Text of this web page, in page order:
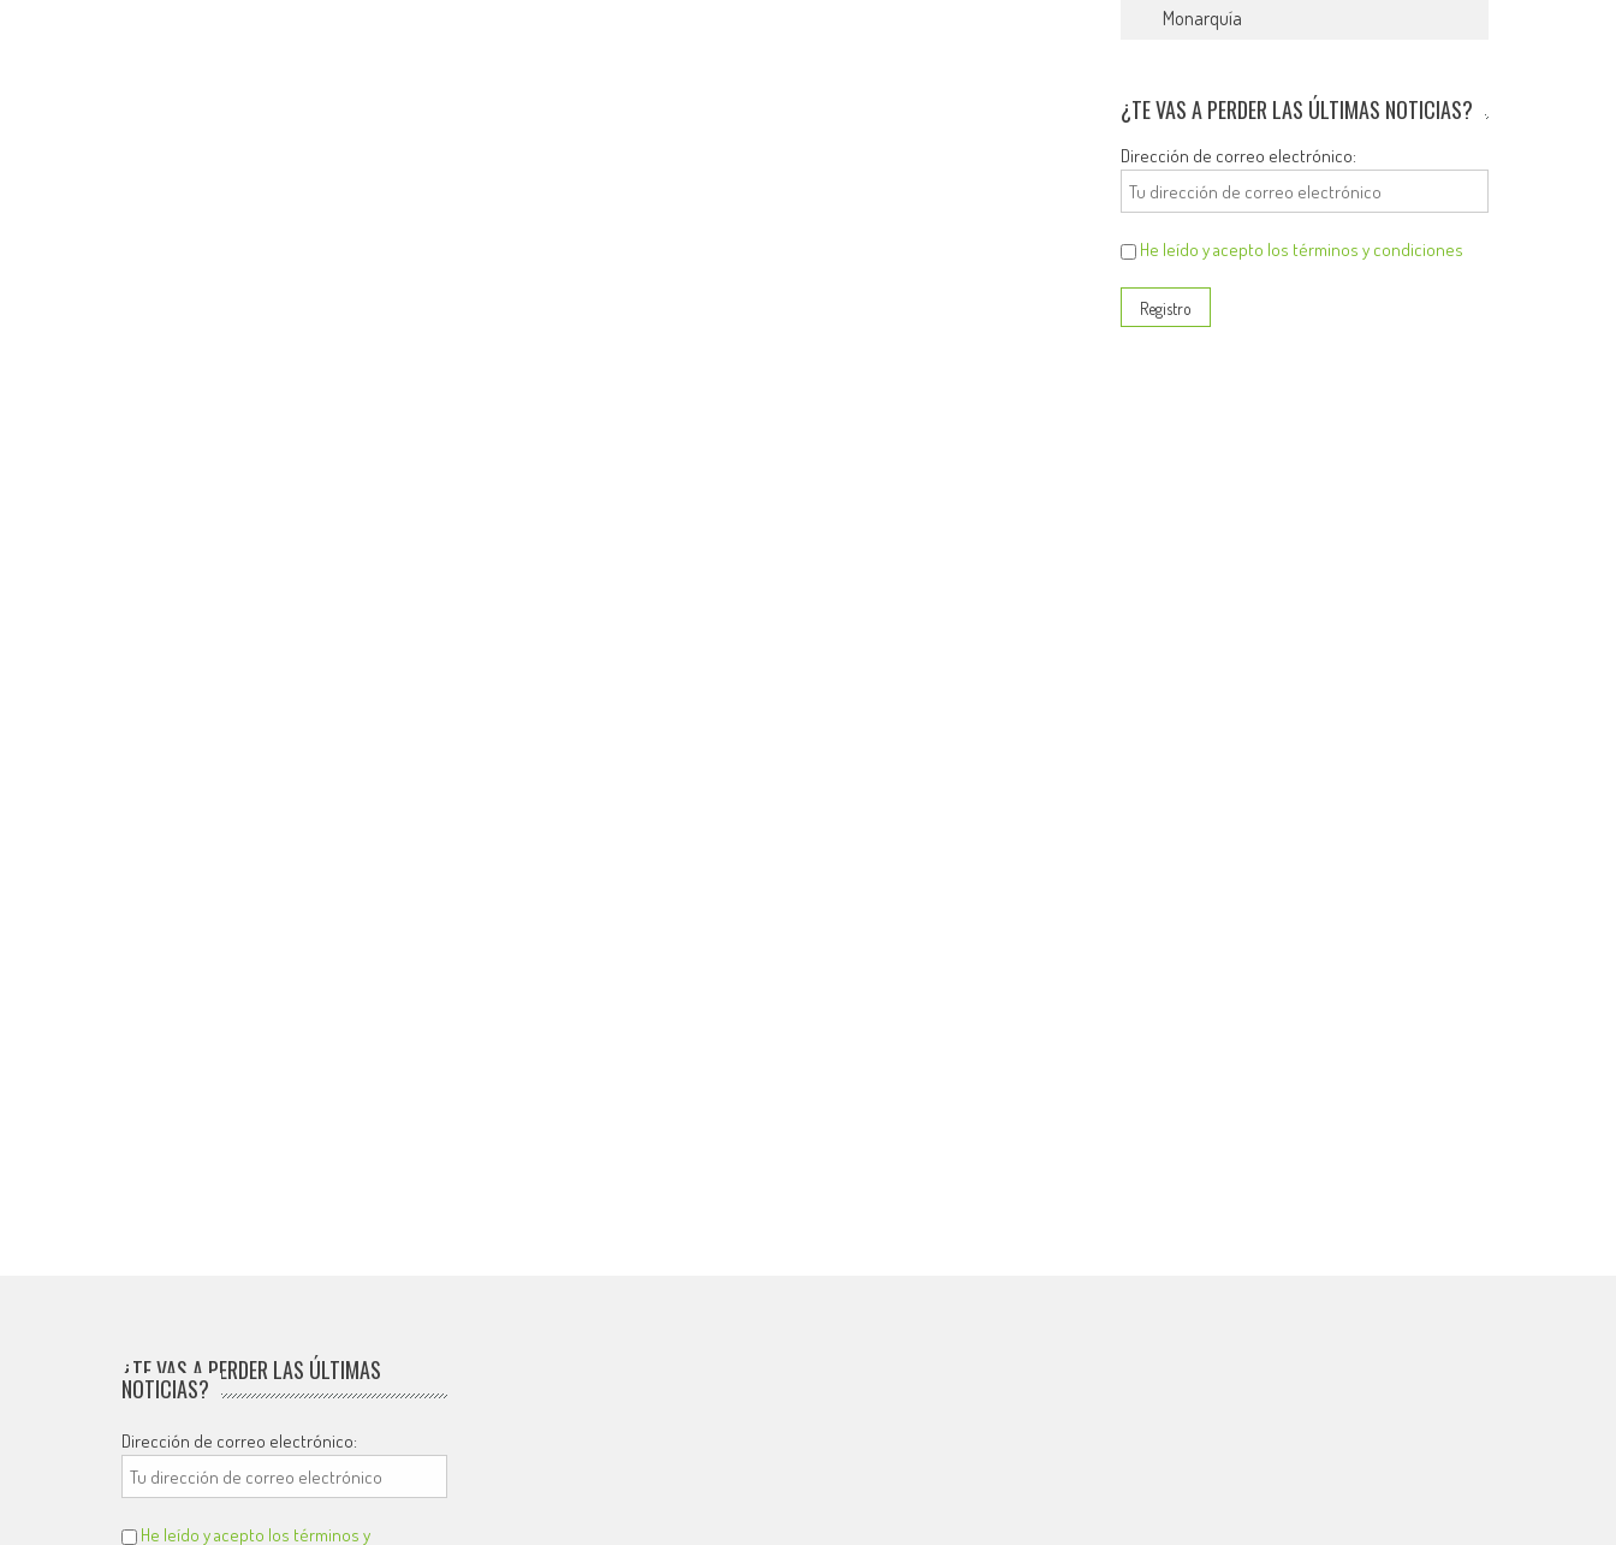
Monarquía
¿TE VAS A PERDER LAS ÚLTIMAS NOTICIAS?
Dirección de correo electrónico:
He leído y acepto los términos y condiciones
¿TE VAS A PERDER LAS ÚLTIMAS
NOTICIAS?
Dirección de correo electrónico:
He leído y acepto los términos y